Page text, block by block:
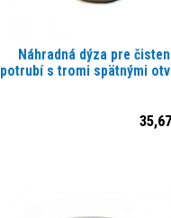
Náhradná dýza pre
potrubí s tromi spätnými